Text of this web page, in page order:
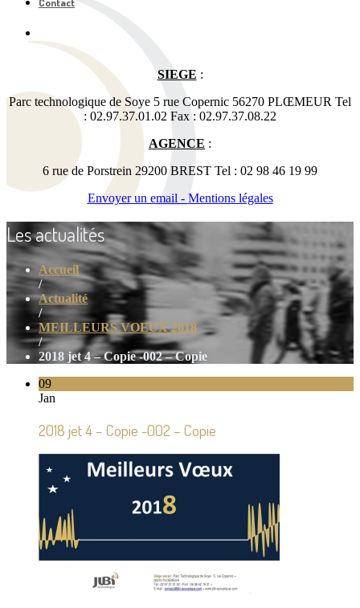
SIEGE :
Parc technologique de Soye 5 rue Copernic 56270 PLŒMEUR Tel
: 02.97.37.01.02 Fax : 02.97.37.08.22
AGENCE :
6 rue de Porstrein 29200 BREST Tel : 02 98 46 19 99
Envoyer un email - Mentions légales
Les actualités
Accueil
/
Actualité
/
MEILLEURS VOEUX 2018
/
2018 jet 4 – Copie -002 – Copie
09
Jan
2018 jet 4 – Copie -002 – Copie